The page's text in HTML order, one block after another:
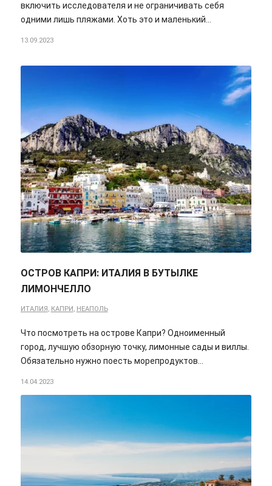
включить исследователя и не ограничивать себя
одними лишь пляжами. Хоть это и маленький…
13.09.2023
ОСТРОВ КАПРИ: ИТАЛИЯ В БУТЫЛКЕ
ЛИМОНЧЕЛЛО
ИТАЛИЯ, КАПРИ, НЕАПОЛЬ
Что посмотреть на острове Капри? Одноименный
город, лучшую обзорную точку, лимонные сады и виллы.
Обязательно нужно поесть морепродуктов…
14.04.2023